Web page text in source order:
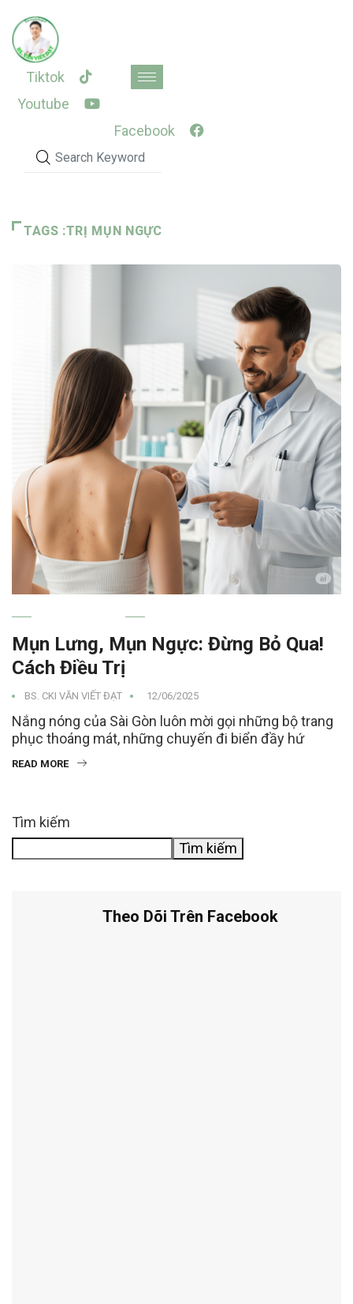
content
Tiktok
Youtube
Facebook
TAGS :TRỊ MỤN NGỰC
Mụn Lưng, Mụn Ngực: Đừng Bỏ Qua!
Cách Điều Trị
BS. CKI VĂN VIẾT ĐẠT 12/06/2025
Nắng nóng của Sài Gòn luôn mời gọi những bộ trang
phục thoáng mát, những chuyến đi biển đầy hứ
READ MORE
Tìm kiếm
Tìm kiếm
Theo Dõi Trên Facebook